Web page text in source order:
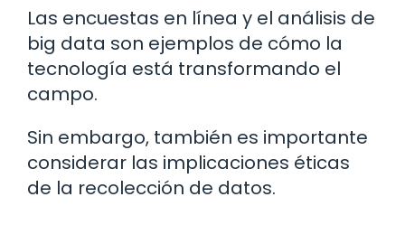
Las encuestas en línea y el análisis de
big data son ejemplos de cómo la
tecnología está transformando el
campo.
Sin embargo, también es importante
considerar las implicaciones éticas
de la recolección de datos.